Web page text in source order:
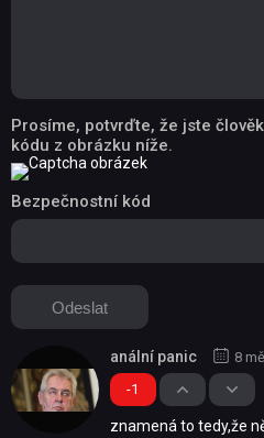
Prosíme, potvrďte, že jste
kódu z obrázku níže.
Bezpečnostní kód
-1
anální panic 8
znamená to tedy,že